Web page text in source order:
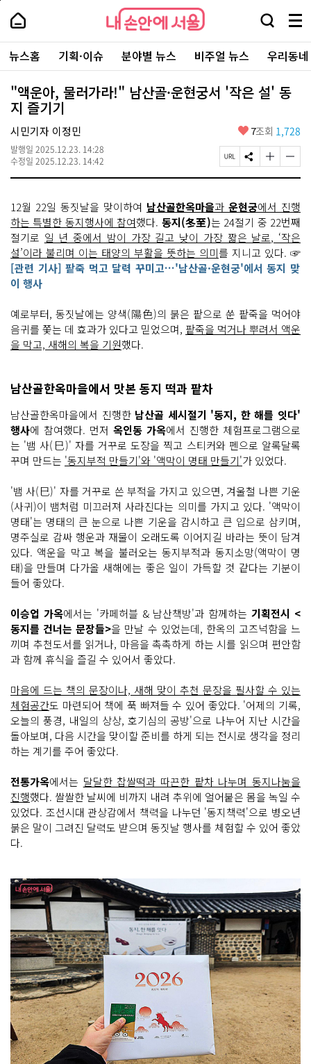
본
로
가
내
손
안
에
서
울
-
서
울
시
대
표
소
통
포
내
손
에
울
검
창
열
기
메
뉴
전
체
보
주
요
서
뉴스홈 기획·이슈 분야별 뉴스 비주얼 뉴스 우리동
"액운아, 물러가라!" 남산골·운현궁서 '작은 설' 동
지 즐기기
시민기자 이정민
발행일 2025.12.23. 14:28
수정일 2025.12.23. 14:42
좋
요
7조회 1,728
페
이
R
L
복
사
S
N
유
하
기
글
자
크
게
변
경
하
기
글
자
작
게
변
경
하
기
12월 22일 동짓날을 맞이하여 남산골한옥마을과 운현궁에서 진행
하는 특별한 동지행사에 참여했다. 동지(冬至)는 24절기 중 22번째
절기로 일 년 중에서 밤이 가장 길고 낮이 가장 짧은 날로, ‘작은
설’이라 불리며 이는 태양의 부활을 뜻하는 의미를 지니고 있다. ☞
[관련 기사] 팥죽 먹고 달력 꾸미고…'남산골·운현궁'에서 동지 맞
이 행사
예로부터, 동짓날에는 양색(陽色)의 붉은 팥으로 쑨 팥죽을 먹어야
음귀를 쫓는 데 효과가 있다고 믿었으며, 팥죽을 먹거나 뿌려서 액운
을 막고, 새해의 복을 기원했다.
남산골한옥마을에서 맛본 동지 떡과 팥차
남산골한옥마을에서 진행한 남산골 세시절기 '동지, 한 해를 잇다'
행사에 참여했다. 먼저 옥인동 가옥에서 진행한 체험프로그램으로
는 '뱀 사(巳)' 자를 거꾸로 도장을 찍고 스티커와 펜으로 알록달록
꾸며 만드는 '동지부적 만들기'와 '액막이 명태 만들기'가 있었다.
'뱀 사(巳)' 자를 거꾸로 쓴 부적을 가지고 있으면, 겨울철 나쁜 기운
(사귀)이 뱀처럼 미끄러져 사라진다는 의미를 가지고 있다. '액막이
명태'는 명태의 큰 눈으로 나쁜 기운을 감시하고 큰 입으로 삼키며,
명주실로 감싸 행운과 재물이 오래도록 이어지길 바라는 뜻이 담겨
있다. 액운을 막고 복을 불러오는 동지부적과 동지소망(액막이 명
태)을 만들며 다가올 새해에는 좋은 일이 가득할 것 같다는 기분이
들어 좋았다.
이승업 가옥에서는 '카페허블 & 남산책방'과 함께하는기획전시 <
동지를 건너는 문장들>을 만날 수 있었는데, 한옥의 고즈넉함을 느
끼며 추천도서를 읽거나, 마음을 촉촉하게 하는 시를 읽으며 편안함
과 함께 휴식을 즐길 수 있어서 좋았다.
마음에 드는 책의 문장이나, 새해 맞이 추천 문장을 필사할 수 있는
체험공간도 마련되어 책에 푹 빠져들 수 있어 좋았다. '어제의 기록,
오늘의 풍경, 내일의 상상, 호기심의 공방'으로 나누어 지난 시간을
돌아보며, 다음 시간을 맞이할 준비를 하게 되는 전시로 생각을 정리
하는 계기를 주어 좋았다.
전통가옥에서는 달달한 찹쌀떡과 따끈한 팥차 나누며 동지나눔을
진행했다. 쌀쌀한 날씨에 비까지 내려 추위에 얼어붙은 몸을 녹일 수
있었다. 조선시대 관상감에서 책력을 나누던 '동지책력'으로 병오년
붉은 말이 그려진 달력도 받으며 동짓날 행사를 체험할 수 있어 좋았
다.
페
상
단
로